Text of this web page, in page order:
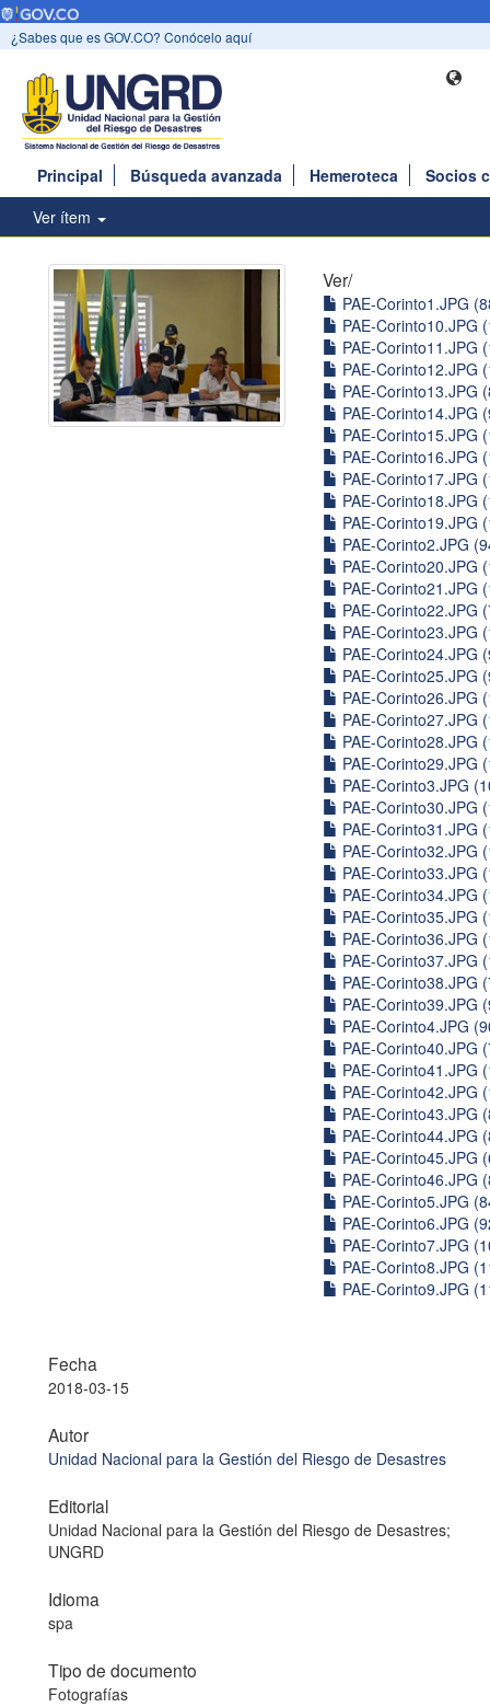
¿Sabes que es GOV.CO? Conócelo aquí
Principal Búsqueda avanzada Hemeroteca
Socios
Ver ítem
Ver/
PAE-Corinto1.JPG
PAE-Corinto10.JPG
PAE-Corinto11.JPG
PAE-Corinto12.JPG
PAE-Corinto13.JPG
PAE-Corinto14.JPG
PAE-Corinto15.JPG
PAE-Corinto16.JPG
PAE-Corinto17.JPG
PAE-Corinto18.JPG
PAE-Corinto19.JPG
PAE-Corinto2.JPG
PAE-Corinto20.JPG
PAE-Corinto21.JPG
PAE-Corinto22.JPG
PAE-Corinto23.JPG
PAE-Corinto24.JPG
PAE-Corinto25.JPG
PAE-Corinto26.JPG
PAE-Corinto27.JPG
PAE-Corinto28.JPG
PAE-Corinto29.JPG
PAE-Corinto3.JPG
PAE-Corinto30.JPG
PAE-Corinto31.JPG
PAE-Corinto32.JPG
PAE-Corinto33.JPG
PAE-Corinto34.JPG
PAE-Corinto35.JPG
PAE-Corinto36.JPG
PAE-Corinto37.JPG
PAE-Corinto38.JPG
PAE-Corinto39.JPG
PAE-Corinto4.JPG
PAE-Corinto40.JPG
PAE-Corinto41.JPG
PAE-Corinto42.JPG
PAE-Corinto43.JPG
PAE-Corinto44.JPG
PAE-Corinto45.JPG
PAE-Corinto46.JPG
PAE-Corinto5.JPG
PAE-Corinto6.JPG
PAE-Corinto7.JPG
PAE-Corinto8.JPG
PAE-Corinto9.JPG
Fecha
2018-03-15
Autor
Unidad Nacional para la Gestión del Riesgo de Desastres
Editorial
Unidad Nacional para la Gestión del Riesgo de Desastres;
UNGRD
Idioma
spa
Tipo de documento
Fotografías